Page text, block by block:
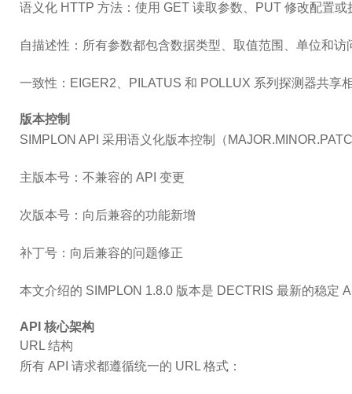
语义化 HTTP 方法 ：使用 GET 读取参数、PUT 修改配置
自描述性 ：所有参数都包含数据类型、取值范围、单位和访
一致性 ：EIGER2、PILATUS 和 POLLUX 系列探测器共享
版本控制
SIMPLON API 采用语义化版本控制（
主版本号 ：不兼容的 API 变更
次版本号 ：向后兼容的功能新增
补丁号 ：向后兼容的问题修正
本文介绍的 SIMPLON 1.8.0 版本是 DECTRIS 最新的稳定
API 核心架构
URL 结构
所有 API 请求都遵循统一的 URL 格式：